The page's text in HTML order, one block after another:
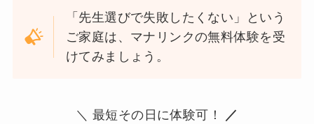
「先生選びで失敗したくない」という
ご家庭は、マナリンクの無料体験を受
けてみましょう。
＼ 最短その日に体験可！ ／